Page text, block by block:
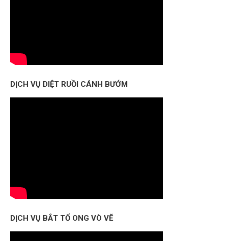
DỊCH VỤ DIỆT RUỒI CÁNH BƯỚM
DỊCH VỤ BẮT TỔ ONG VÒ VẼ